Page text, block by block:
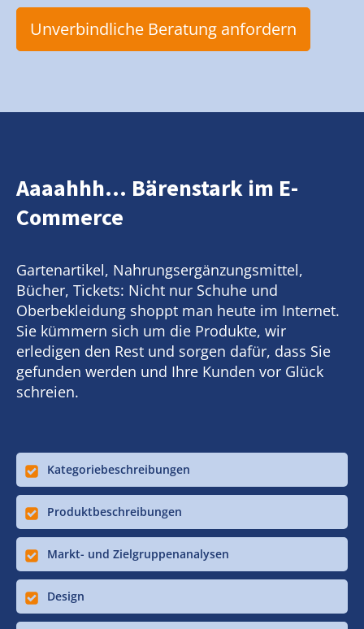
Unverbindliche Beratung anfordern
Aaaahhh... Bärenstark im E-
Commerce
Gartenartikel, Nahrungsergänzungsmittel,
Bücher, Tickets: Nicht nur Schuhe und
Oberbekleidung shoppt man heute im Internet.
Sie kümmern sich um die Produkte, wir
erledigen den Rest und sorgen dafür, dass Sie
gefunden werden und Ihre Kunden vor Glück
schreien.
Kategoriebeschreibungen
Produktbeschreibungen
Markt- und Zielgruppenanalysen
Design